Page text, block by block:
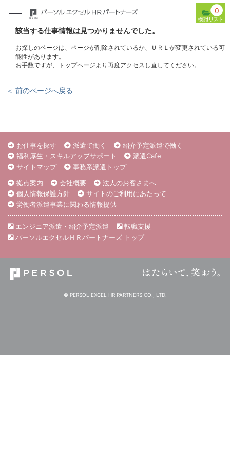
0
該当する仕事情報は見つかりませんでした。
お探しのページは、ページが削除されているか、ＵＲＬが変更されている可
能性があります。
お手数ですが、トップページより再度アクセスし直してください。
＜ 前のページへ戻る
お仕事を探す 派遣で働く
紹介予定派遣で働く
福利厚生・スキルアップサポート
派遣Cafe
サイトマップ
事務系派遣トップ
拠点案内
会社概要
法人のお客さまへ
個人情報保護方針
サイトのご利用にあたって
労働者派遣事業に関わる情報提供
エンジニア派遣・紹介予定派遣
転職支援
パーソルエクセルＨＲパートナーズ トップ
© PERSOL EXCEL HR PARTNERS CO., LTD.